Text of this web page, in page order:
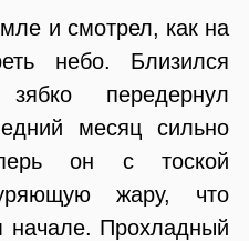
и смотрел, как на
небо. Близился
передернул
месяц сильно
он с тоской
жару, что
начале. Прохладный